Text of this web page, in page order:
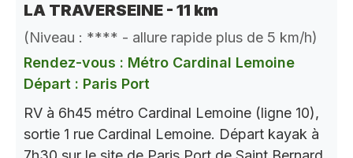
LA TRAVERSEINE - 11 km
(Niveau : **** - allure rapide plus de 5 km/h)
Rendez-vous : Métro Cardinal Lemoine
Départ : Paris Port
RV à 6h45 métro Cardinal Lemoine (ligne 10),
sortie 1 rue Cardinal Lemoine. Départ kayak à